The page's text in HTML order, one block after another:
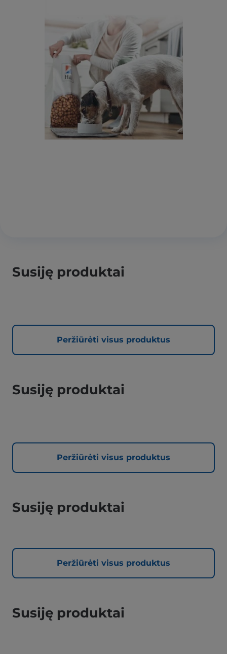
Susiję produktai
Peržiūrėti visus produktus
Susiję produktai
Peržiūrėti visus produktus
Susiję produktai
Peržiūrėti visus produktus
Susiję produktai